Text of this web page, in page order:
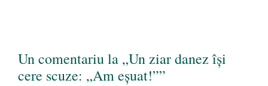
Un comentariu la „Un ziar danez își
cere scuze: „Am eșuat!””